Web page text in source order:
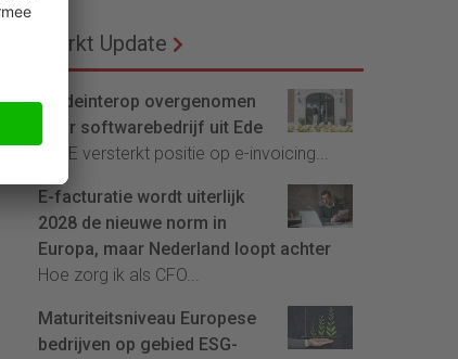
Markt Update
Tradeinterop overgenomen
door softwarebedrijf uit Ede
4CEE versterkt positie op e-invoicing...
E-facturatie wordt uiterlijk
2028 de nieuwe norm in
Europa, maar Nederland loopt achter
Hoe zorg ik als CFO...
Maturiteitsniveau Europese
bedrijven op gebied ESG-